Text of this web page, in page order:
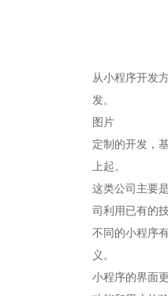
从小程序开发
发。
图片
定制的开发，
上起。
这类公司主要
司利用已有的
不同的小程序
义。
小程序的界面